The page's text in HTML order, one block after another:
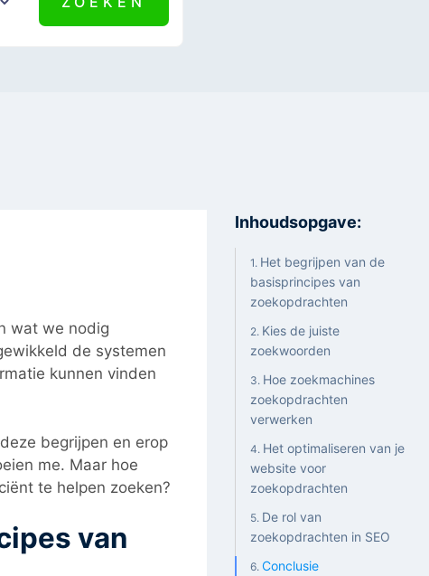
wat we nodig
de systemen
kunnen vinden
begrijpen en erop
me. Maar hoe
te helpen zoeken?
van
Inhoudsopgave:
Het begrijpen van de
basisprincipes van
zoekopdrachten
Kies de juiste
zoekwoorden
Hoe zoekmachines
zoekopdrachten
verwerken
Het optimaliseren van je
website voor
zoekopdrachten
De rol van
zoekopdrachten in SEO
Conclusie